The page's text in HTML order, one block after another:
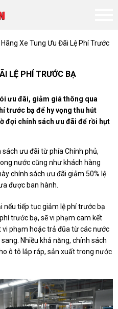
Hãng Xe Tung Ưu Đãi Lệ Phí Trước
LỆ PHÍ TRƯỚC BẠ
ưu đãi, giảm giá thông qua
trước bạ để hy vọng thu hút
đợi chính sách ưu đãi để rồi hụt
ưu đãi từ phía Chính phủ,
nước cũng như khách hàng
chính sách ưu đãi giảm 50% lệ
được ban hành.
nếu tiếp tục giảm lệ phí trước bạ
trước bạ, sẽ vi phạm cam kết
phạm hoặc trả đũa từ các nước
Nhiều khả năng, chính sách
ô tô lắp ráp, sản xuất trong nước